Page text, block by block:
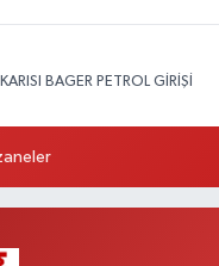
BAGER PETROL GİRİŞİ